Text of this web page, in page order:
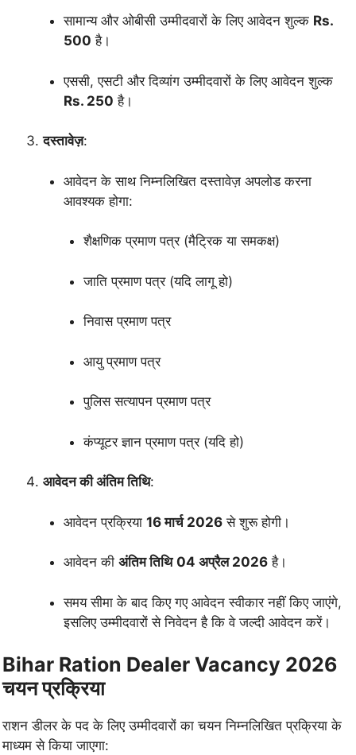
सामान्य और ओबीसी उम्मीदवारों के लिए आवेदन शुल्क Rs.
500 है।
एससी, एसटी और दिव्यांग उम्मीदवारों के लिए आवेदन शुल्क
Rs. 250 है।
दस्तावेज़:
आवेदन के साथ निम्नलिखित दस्तावेज़ अपलोड करना
आवश्यक होगा:
शैक्षणिक प्रमाण पत्र (मैट्रिक या समकक्ष)
जाति प्रमाण पत्र (यदि लागू हो)
निवास प्रमाण पत्र
आयु प्रमाण पत्र
पुलिस सत्यापन प्रमाण पत्र
कंप्यूटर ज्ञान प्रमाण पत्र (यदि हो)
आवेदन की अंतिम तिथि:
आवेदन प्रक्रिया 16 मार्च 2026से शुरू होगी।
आवेदन की अंतिम तिथि 04 अप्रैल 2026है।
समय सीमा के बाद किए गए आवेदन स्वीकार नहीं किए जाएंगे,
इसलिए उम्मीदवारों से निवेदन है कि वे जल्दी आवेदन करें।
Bihar Ration Dealer Vacancy 2026
चयन प्रक्रिया
राशन डीलर के पद के लिए उम्मीदवारों का चयन निम्नलिखित प्रक्रिया के
माध्यम से किया जाएगा: